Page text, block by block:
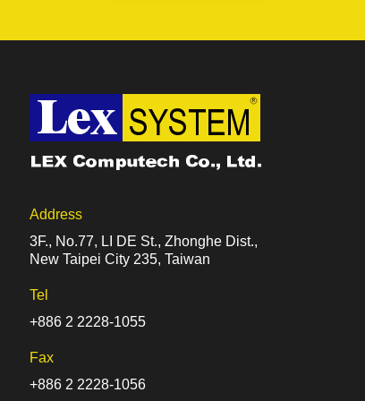
Address
3F., No.77, LI DE St., Zhonghe Dist.,
New Taipei City 235, Taiwan
Tel
+886 2 2228-1055
Fax
+886 2 2228-1056